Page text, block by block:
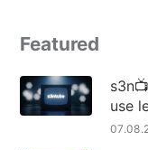
Featured
use